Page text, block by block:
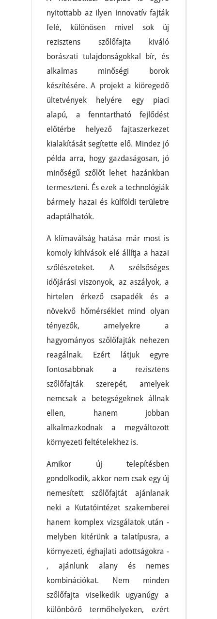
nyitottabb az ilyen innovatív fajták
felé, különösen mivel sok új
rezisztens szőlőfajta kiváló
borászati tulajdonságokkal bír, és
alkalmas minőségi borok
készítésére. A projekt a kiöregedő
ültetvények helyére egy piaci
alapú, a fenntartható fejlődést
előtérbe helyező fajtaszerkezet
kialakítását segítette elő. Mindez jó
példa arra, hogy gazdaságosan, jó
minőségű szőlőt lehet hazánkban
termeszteni. És ezek a technológiák
bármely hazai és külföldi területre
adaptálhatók.
A klímaválság hatása már most is
komoly kihívások elé állítja a hazai
szőlészeteket. A szélsőséges
időjárási viszonyok, az aszályok, a
hirtelen érkező csapadék és a
növekvő hőmérséklet mind olyan
tényezők, amelyekre a
hagyományos szőlőfajták nehezen
reagálnak. Ezért látjuk egyre
fontosabbnak a rezisztens
szőlőfajták szerepét, amelyek
nemcsak a betegségeknek állnak
ellen, hanem jobban
alkalmazkodnak a megváltozott
környezeti feltételekhez is.
Amikor új telepítésben
gondolkodik, akkor nem csak egy új
nemesített szőlőfajtát ajánlanak
neki a Kutatóintézet szakemberei
hanem komplex vizsgálatok után -
melyben kitérünk a talatípusra, a
környezeti, éghajlati adottságokra -
, ajánlunk alany és nemes
kombinációkat. Nem minden
szőlőfajta viselkedik ugyanúgy a
különböző termőhelyeken, ezért